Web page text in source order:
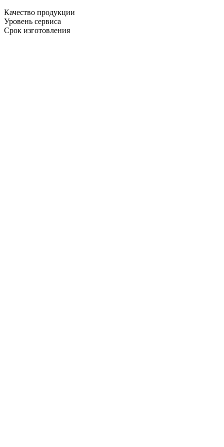
Качество продукции
Уровень сервиса
Срок изготовления